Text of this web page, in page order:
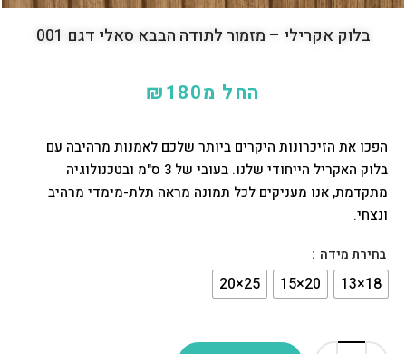
בלוק אקרילי – מזמור לתודה הבבא סאלי דגם 001
החל מ ₪180
הפכו את הזיכרונות היקרים ביותר שלכם לאמנות מרהיבה עם
בלוק האקריל הייחודי שלנו. בעובי של 3 ס"מ ובטכנולוגיה
מתקדמת, אנו מעניקים לכל תמונה מראה תלת-מימדי מרהיב
ונצחי.
בחירת מידה